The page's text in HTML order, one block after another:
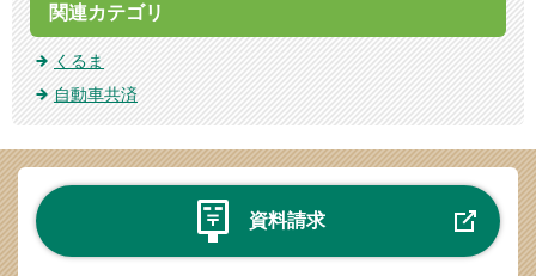
関連カテゴリ
くるま
自動車共済
資料請求